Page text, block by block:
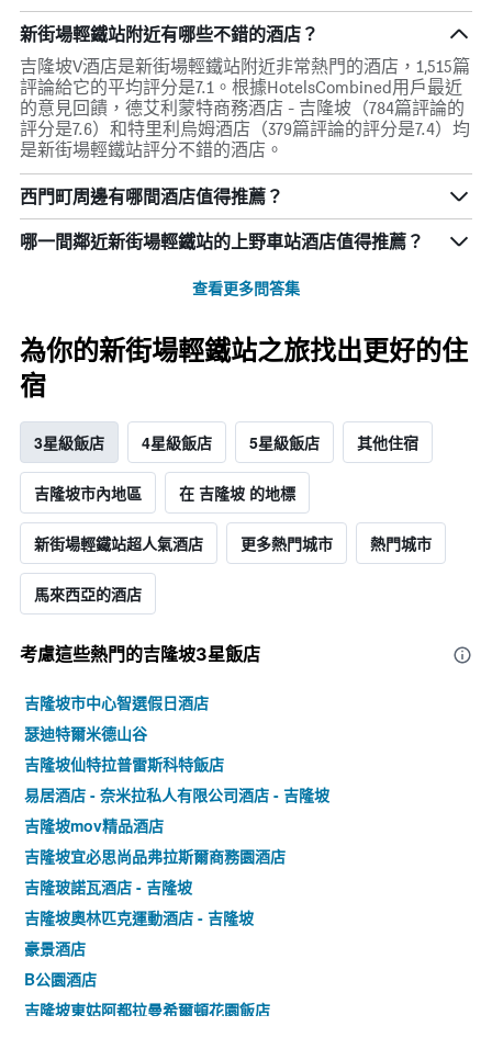
新街場輕鐵站附近有哪些不錯的酒店？
吉隆坡V酒店是新街場輕鐵站附近非常熱門的酒店，1,515篇
評論給它的平均評分是7.1。根據HotelsCombined用戶最近
的意見回饋，德艾利蒙特商務酒店 - 吉隆坡（784篇評論的
評分是7.6）和特里利烏姆酒店（379篇評論的評分是7.4）均
是新街場輕鐵站評分不錯的酒店。
西門町周邊有哪間酒店值得推薦？
哪一間鄰近新街場輕鐵站的上野車站酒店值得推薦？
查看更多問答集
為你的新街場輕鐵站之旅找出更好的住
宿
3星級飯店 4星級飯店 5星級飯店 其他住宿
吉隆坡市內地區 在 吉隆坡 的地標
新街場輕鐵站超人氣酒店 更多熱門城市 熱門城市
馬來西亞的酒店
考慮這些熱門的吉隆坡3星​飯店
吉隆坡市中心智選假日酒店
瑟迪特爾米德山谷
吉隆坡仙特拉普雷斯科特飯店
易居酒店 - 奈米拉私人有限公司酒店 - 吉隆坡
吉隆坡mov精品酒店
吉隆坡宜必思尚品弗拉斯爾商務園酒店
吉隆玻諾瓦酒店 - 吉隆坡
吉隆坡奧林匹克運動酒店 - 吉隆坡
豪景酒店
B公園酒店
吉隆坡東姑阿都拉曼希爾頓花園飯店